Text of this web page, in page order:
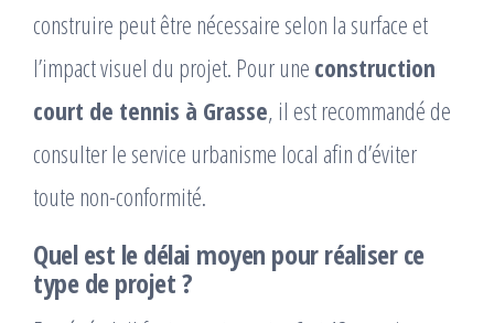
construire peut être nécessaire selon la surface et
l’impact visuel du projet. Pour une construction
court de tennis à Grasse, il est recommandé de
consulter le service urbanisme local afin d’éviter
toute non-conformité.
Quel est le délai moyen pour réaliser ce
type de projet ?